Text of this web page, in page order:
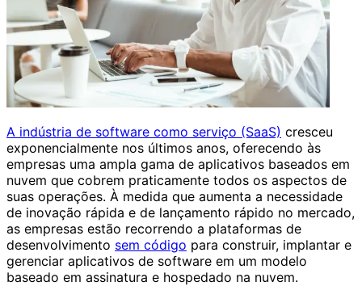
A indústria de software como serviço (SaaS) cresceu
exponencialmente nos últimos anos, oferecendo às
empresas uma ampla gama de aplicativos baseados em
nuvem que cobrem praticamente todos os aspectos de
suas operações. À medida que aumenta a necessidade
de inovação rápida e de lançamento rápido no mercado,
as empresas estão recorrendo a plataformas de
desenvolvimento sem código para construir, implantar e
gerenciar aplicativos de software em um modelo
baseado em assinatura e hospedado na nuvem.